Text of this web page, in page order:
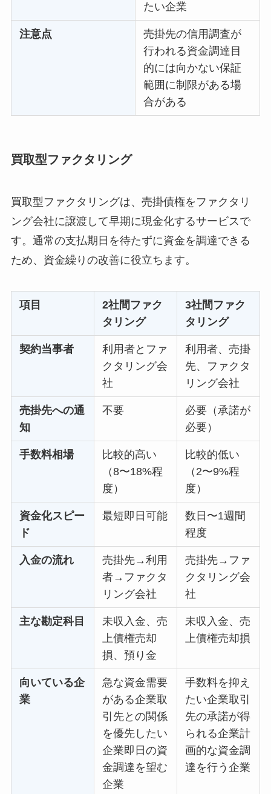
たい企業
注意点
売掛先の信用調査が
行われる資金調達目
的には向かない保証
範囲に制限がある場
合がある
買取型ファクタリング
買取型ファクタリングは、売掛債権をファクタリ
ング会社に譲渡して早期に現金化するサービスで
す。通常の支払期日を待たずに資金を調達できる
ため、資金繰りの改善に役立ちます。
項目
2社間ファク
タリング
3社間ファク
タリング
契約当事者
利用者とファ
クタリング会
社
利用者、売掛
先、ファクタ
リング会社
売掛先への通
知
不要
必要（承諾が
必要）
手数料相場
比較的高い
（8〜18%程
度）
比較的低い
（2〜9%程
度）
資金化スピー
ド
最短即日可能
数日〜1週間
程度
入金の流れ
売掛先→利用
者→ファクタ
リング会社
売掛先→ファ
クタリング会
社
主な勘定科目
未収入金、売
上債権売却
損、預り金
未収入金、売
上債権売却損
向いている企
業
急な資金需要
がある企業取
引先との関係
を優先したい
企業即日の資
金調達を望む
企業
手数料を抑え
たい企業取引
先の承諾が得
られる企業計
画的な資金調
達を行う企業